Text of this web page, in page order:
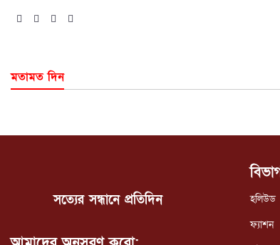
মতামত দিন
সত্যের সন্ধানে প্রতিদিন
হলিউড
ফ্যাশন